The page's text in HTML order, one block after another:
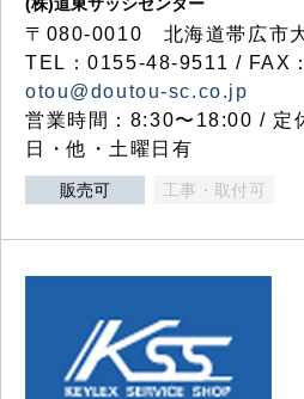
〒080-0010 北海道帯広市
TEL：0155-48-9511 / FAX
otou@doutou-sc.co.jp
営業時間：8:30〜18:00 / 定
日・他・土曜日有
販売可 工事・取付可